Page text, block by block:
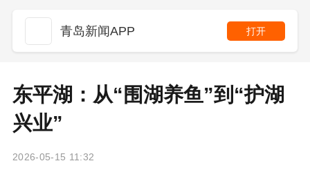
青岛新闻APP 打开
东平湖：从“围湖养鱼”到“护湖
兴业”
2026-05-15 11:32